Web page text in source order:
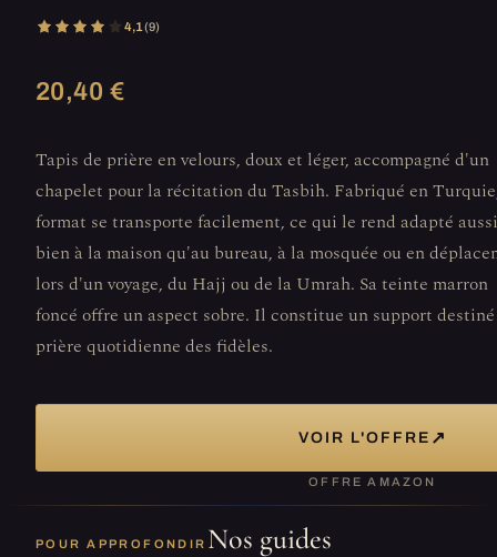
4,1(9)
20,40 €
Tapis de prière en velours, doux et léger, accompagné d'un
chapelet pour la récitation du Tasbih. Fabriqué en
format se transporte facilement, ce qui le rend adapté aussi
bien à la maison qu'au bureau, à la mosquée ou en
lors d'un voyage, du Hajj ou de la Umrah. Sa teinte marron
foncé offre un aspect sobre. Il constitue un support
prière quotidienne des fidèles.
VOIR L'OFFRE ↗
OFFRE AMAZON
POUR APPROFONDIR Nos guides